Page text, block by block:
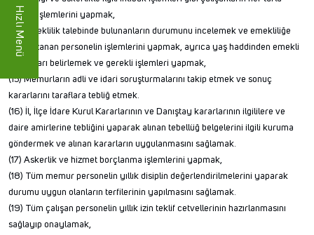
Hızlı Menü
intibak işlemlerini yapmak,
(14) Emeklilik talebinde bulunanların durumunu incelemek ve emekliliğe
hak kazanan personelin işlemlerini yapmak, ayrıca yaş haddinden emekli
olacakları belirlemek ve gerekli işlemleri yapmak,
(15) Memurların adli ve idari soruşturmalarını takip etmek ve sonuç
kararlarını taraflara tebliğ etmek.
(16) İl, İlçe İdare Kurul Kararlarının ve Danıştay kararlarının ilgililere ve
daire amirlerine tebliğini yaparak alınan tebellüğ belgelerini ilgili kuruma
göndermek ve alınan kararların uygulanmasını sağlamak.
(17) Askerlik ve hizmet borçlanma işlemlerini yapmak,
(18) Tüm memur personelin yıllık disiplin değerlendirilmelerini yaparak
durumu uygun olanların terfilerinin yapılmasını sağlamak.
(19) Tüm çalışan personelin yıllık izin teklif cetvellerinin hazırlanmasını
sağlayıp onaylamak,